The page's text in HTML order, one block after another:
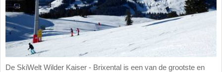
De SkiWelt Wilder Kaiser - Brixental is een van de grootste en